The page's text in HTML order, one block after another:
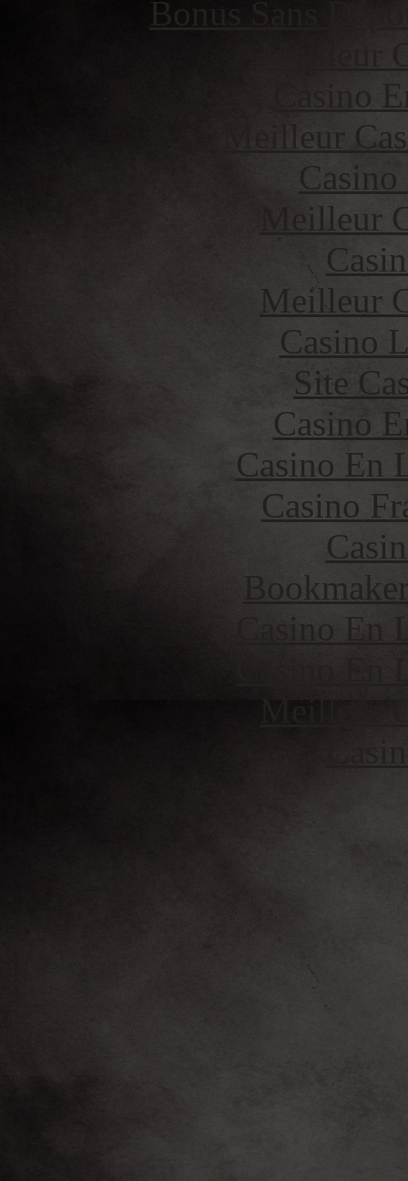
Bonus Sans
Casino
Meilleur
Meilleur
Meilleur
Casino
Site
Casino
Casino En
Casino
Casino En